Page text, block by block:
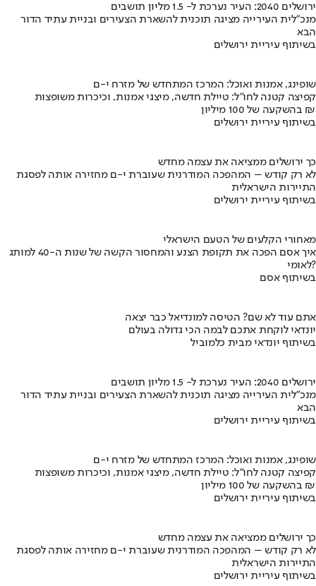
ירושלים 2040: העיר נערכת ל- 1.5 מליון תושבים
מנכ"לית העירייה מציגה תוכנית להשארת הצעירים ובניית עתיד הדור
הבא
בשיתוף עיריית ירושלים
שופינג, אמנות ואוכל: המרכז המתחדש של מזרח י-ם
קפיצה קטנה לחו"ל: טיילת חדשה, מיצגי אמנות, וכיכרות משופצות
בהשקעה של 100 מיליון ₪
בשיתוף עיריית ירושלים
כך ירושלים ממציאה את עצמה מחדש
לא רק קודש – המהפכה המודרנית שעוברת י-ם מחזירה אותה לפסגת
התיירות הישראלית
בשיתוף עיריית ירושלים
מאחורי הקלעים של הטעם הישראלי
איך אסם הפכה את תקופת הצנע והמחסור הקשה של שנות ה-40 למותג
לאומי?
בשיתוף אסם
אתם עוד לא שם? הטיסה למונדיאל כבר יצאה
יונדאי לוקחת אתכם לבמה הכי גדולה בעולם
בשיתוף יונדאי מבית כלמוביל
ירושלים 2040: העיר נערכת ל- 1.5 מליון תושבים
מנכ"לית העירייה מציגה תוכנית להשארת הצעירים ובניית עתיד הדור
הבא
בשיתוף עיריית ירושלים
שופינג, אמנות ואוכל: המרכז המתחדש של מזרח י-ם
קפיצה קטנה לחו"ל: טיילת חדשה, מיצגי אמנות, וכיכרות משופצות
בהשקעה של 100 מיליון ₪
בשיתוף עיריית ירושלים
כך ירושלים ממציאה את עצמה מחדש
לא רק קודש – המהפכה המודרנית שעוברת י-ם מחזירה אותה לפסגת
התיירות הישראלית
בשיתוף עיריית ירושלים